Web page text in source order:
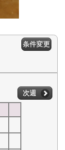
条件変更
次週